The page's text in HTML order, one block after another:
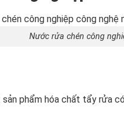
Nước rửa chén công
phẩm hóa chất tẩy rửa